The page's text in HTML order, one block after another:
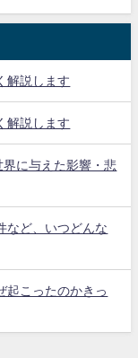
解説します
解説します
に与えた影響・悲
など、いつどんな
起こったのかきっ